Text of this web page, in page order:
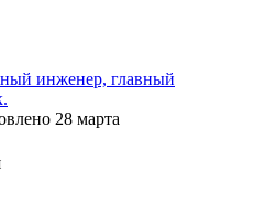
инженер, главный
28 марта